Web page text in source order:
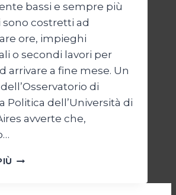
bassi e sempre più
sono costretti ad
ore, impieghi
o secondi lavori per
arrivare a fine mese. Un
di
Politica dell’Università di
avverte che,
ARGENTINA: